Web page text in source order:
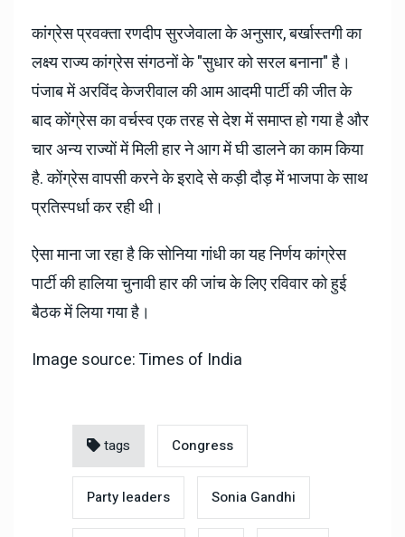
कांग्रेस प्रवक्ता रणदीप सुरजेवाला के अनुसार, बर्खास्तगी का
लक्ष्य राज्य कांग्रेस संगठनों के "सुधार को सरल बनाना" है।
पंजाब में अरविंद केजरीवाल की आम आदमी पार्टी की जीत के
बाद कोंग्रेस का वर्चस्व एक तरह से देश में समाप्त हो गया है और
चार अन्य राज्यों में मिली हार ने आग में घी डालने का काम किया
है. कोंग्रेस वापसी करने के इरादे से कड़ी दौड़ में भाजपा के साथ
प्रतिस्पर्धा कर रही थी।
ऐसा माना जा रहा है कि सोनिया गांधी का यह निर्णय कांग्रेस
पार्टी की हालिया चुनावी हार की जांच के लिए रविवार को हुई
बैठक में लिया गया है।
Image source: Times of India
tags Congress
Party leaders Sonia Gandhi